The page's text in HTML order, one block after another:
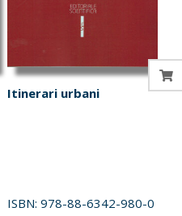
Itinerari urbani
ISBN: 978-88-6342-980-0